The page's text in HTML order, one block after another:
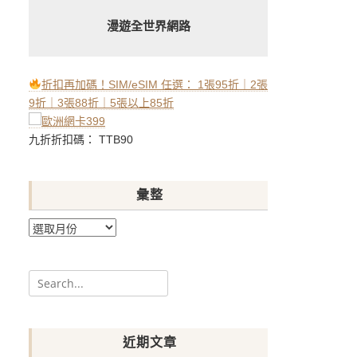
漫遊全世界網路
折扣再加碼！SIM/eSIM 任選： 1張95折｜2張
9折｜3張88折｜5張以上85折
九折折扣碼： TTB90
彙整
彙
Search
for:
近期文章